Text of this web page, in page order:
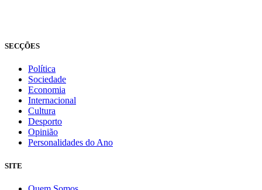
SECÇÕES
Política
Sociedade
Economia
Internacional
Cultura
Desporto
Opinião
Personalidades do Ano
SITE